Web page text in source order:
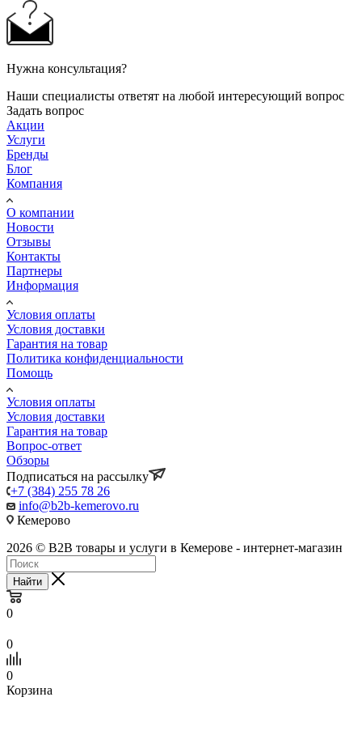
Нужна консультация?
Наши специалисты ответят на любой интересующий вопрос
Задать вопрос
Акции
Услуги
Бренды
Блог
Компания
О компании
Новости
Отзывы
Контакты
Партнеры
Информация
Условия оплаты
Условия доставки
Гарантия на товар
Политика конфиденциальности
Помощь
Условия оплаты
Условия доставки
Гарантия на товар
Вопрос-ответ
Обзоры
Подписаться на рассылку
+7 (384) 255 78 26
info@b2b-kemerovo.ru
Кемерово
2026 © B2B товары и услуги в Кемерове - интернет-магазин
Найти
0
0
0
Корзина